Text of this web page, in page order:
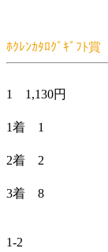
ﾎｸﾚﾝｶﾀﾛｸﾞｷﾞﾌﾄ賞
1 1,130円
1着 1
2着 2
3着 8
1-2